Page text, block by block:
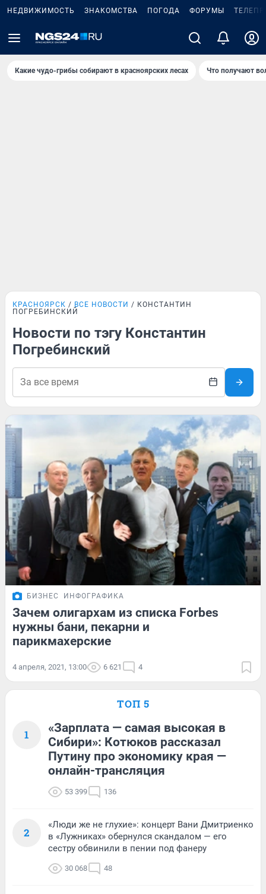
НЕДВИЖИМОСТЬ ЗНАКОМСТВА ПОГОДА ФОРУМЫ
Какие чудо-грибы собирают в красноярских лесах Что получают
КРАСНОЯРСК ВСЕ НОВОСТИ
КОНСТАНТИН
ПОГРЕБИНСКИЙ
Новости по тэгу Константин
Погребинский
БИЗНЕС ИНФОГРАФИКА
Зачем олигархам из списка Forbes
нужны бани, пекарни и
парикмахерские
4 апреля, 2021, 13:00 6 621 4
ТОП 5
1
«Зарплата — самая высокая в
Сибири»: Котюков рассказал
Путину про экономику края —
онлайн-трансляция
53 399 136
2
«Люди же не глухие»: концерт Вани Дмитриенко
в «Лужниках» обернулся скандалом — его
сестру обвинили в пении под фанеру
30 068 48